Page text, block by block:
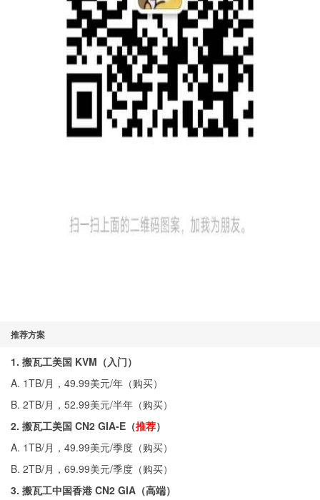
推荐方案
1. 搬瓦工美国 KVM（入门）
A. 1TB/月，49.99美元/年（购买）
B. 2TB/月，52.99美元/半年（购买）
2. 搬瓦工美国 CN2 GIA-E（推荐）
A. 1TB/月，49.99美元/季度（购买）
B. 2TB/月，69.99美元/季度（购买）
3. 搬瓦工中国香港 CN2 GIA（高端）